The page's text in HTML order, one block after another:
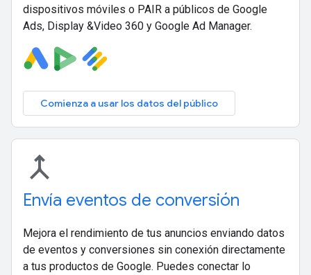
dispositivos móviles o PAIR a públicos de Google
Ads, Display &Video 360 y Google Ad Manager.
Comienza a usar los datos del público
merge
Envía eventos de conversión
Mejora el rendimiento de tus anuncios enviando datos
de eventos y conversiones sin conexión directamente
a tus productos de Google. Puedes conectar lo